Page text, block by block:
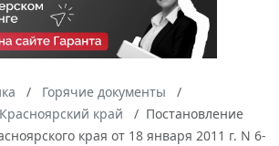
Горячие документы
Красноярский край
Постановление
края от 18 января 2011 г. N 6-